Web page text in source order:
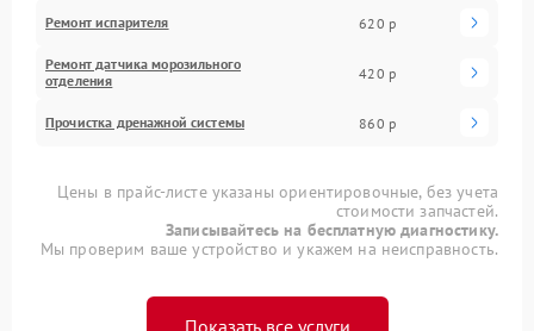
Ремонт испарителя 620 р
Ремонт датчика морозильного
отделения
420 р
Прочистка дренажной системы 860 р
Цены в прайс-листе указаны ориентировочные, без учета
стоимости запчастей.
Записывайтесь на бесплатную диагностику.
Мы проверим ваше устройство и укажем на неисправность.